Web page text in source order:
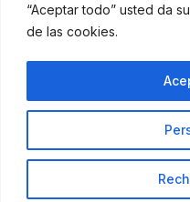
“Aceptar todo” usted da
de las cookies.
Mentoría ·